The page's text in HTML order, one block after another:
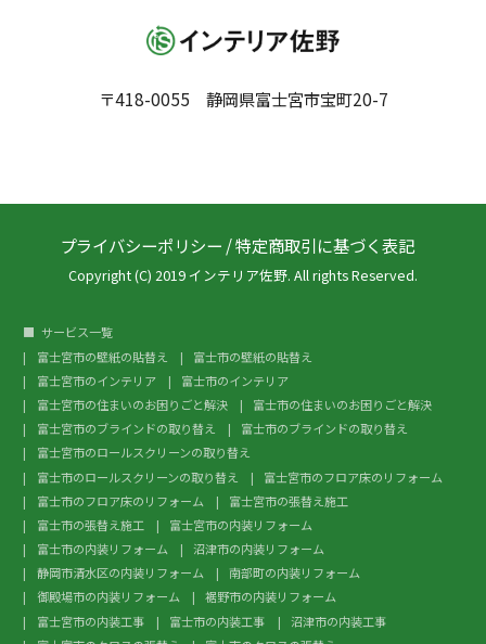
〒418-0055 静岡県富士宮市宝町20-7
プライバシーポリシー /特定商取引に基づく表記
Copyright (C) 2019 インテリア佐野. All rights Reserved.
サービス一覧
富士宮市の壁紙の貼替え
富士市の壁紙の貼替え
富士宮市のインテリア
富士市のインテリア
富士宮市の住まいのお困りごと解決
富士市の住まいのお困りごと解決
富士宮市のブラインドの取り替え
富士市のブラインドの取り替え
富士宮市のロールスクリーンの取り替え
富士市のロールスクリーンの取り替え
富士宮市のフロア床のリフォーム
富士市のフロア床のリフォーム
富士宮市の張替え施工
富士市の張替え施工
富士宮市の内装リフォーム
富士市の内装リフォーム
沼津市の内装リフォーム
静岡市清水区の内装リフォーム
南部町の内装リフォーム
御殿場市の内装リフォーム
裾野市の内装リフォーム
富士宮市の内装工事
富士市の内装工事
沼津市の内装工事